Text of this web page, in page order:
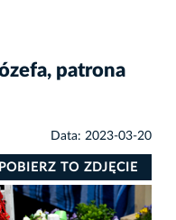
patrona
Data: 2023-03-20
POBIERZ TO ZDJĘCIE